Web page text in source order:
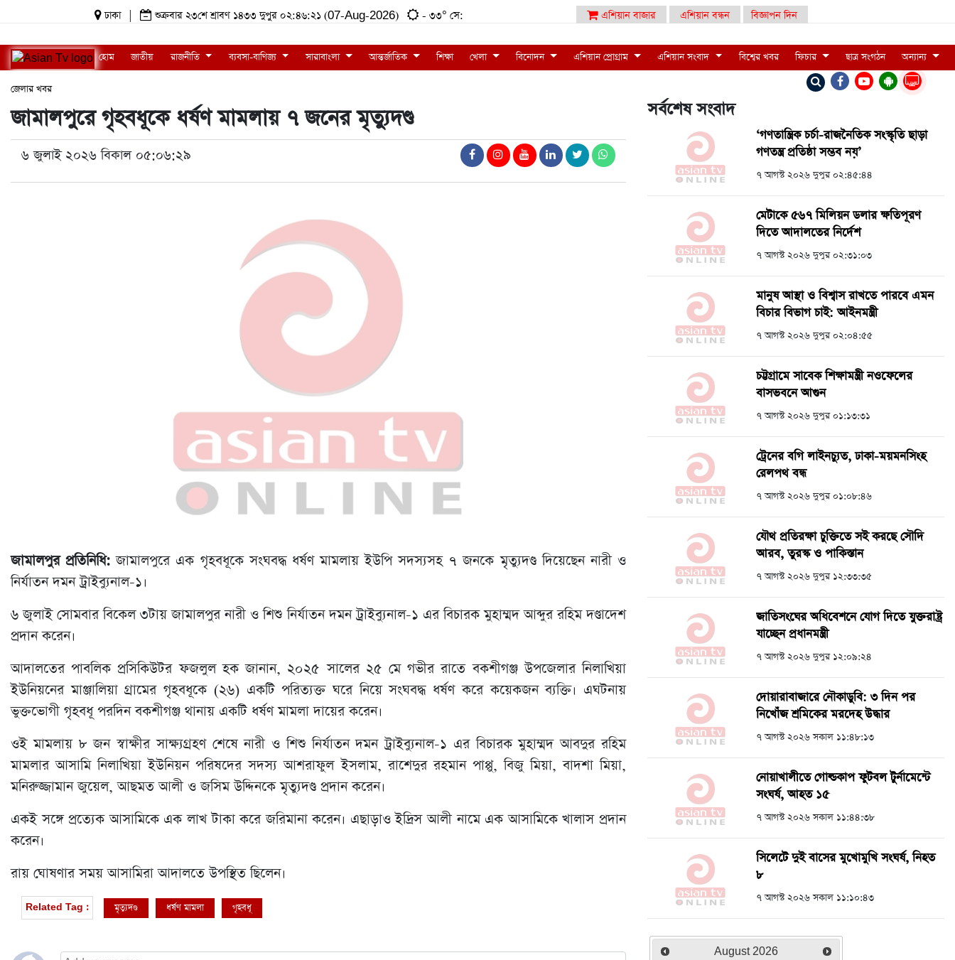
ঢাকা শুক্রবার ২৩শে শ্রাবণ ১৪৩৩ দুপুর ০২:৪৬:২১ (07-Aug-2026) - ৩৩° সে: এশিয়ান বাজার এশিয়ান বন্ধন বিজ্ঞাপন দিন
LIVE
হোম জাতীয় রাজনীতি ব্যবসা-বাণিজ্য সারাবাংলা আন্তর্জাতিক শিক্ষা খেলা বিনোদন এশিয়ান প্রোগ্রাম এশিয়ান সংবাদ বিশ্বের খবর ফিচার ছাত্র সংগঠন অন্যান্য
জেলার খবর
জামালপুরে গৃহবধূকে ধর্ষণ মামলায় ৭ জনের মৃত্যুদণ্ড
৬ জুলাই ২০২৬ বিকাল ০৫:০৬:২৯
জামালপুর প্রতিনিধি:জামালপুরে এক গৃহবধূকে সংঘবদ্ধ ধর্ষণ মামলায় ইউপি সদস্যসহ ৭ জনকে মৃত্যুদণ্ড দিয়েছেন নারী ও
নির্যাতন দমন ট্রাইব্যুনাল-১।
৬ জুলাই সোমবার বিকেল ৩টায় জামালপুর নারী ও শিশু নির্যাতন দমন ট্রাইব্যুনাল-১ এর বিচারক মুহাম্মদ আব্দুর রহিম দণ্ডাদেশ
প্রদান করেন।
আদালতের পাবলিক প্রসিকিউটর ফজলুল হক জানান, ২০২৫ সালের ২৫ মে গভীর রাতে বকশীগঞ্জ উপজেলার নিলাখিয়া
ইউনিয়নের মাঞ্জালিয়া গ্রামের গৃহবধূকে (২৬) একটি পরিত্যক্ত ঘরে নিয়ে সংঘবদ্ধ ধর্ষণ করে কয়েকজন ব্যক্তি। এঘটনায়
ভুক্তভোগী গৃহবধূ পরদিন বকশীগঞ্জ থানায় একটি ধর্ষণ মামলা দায়ের করেন।
ওই মামলায় ৮ জন স্বাক্ষীর সাক্ষ্যগ্রহণ শেষে নারী ও শিশু নির্যাতন দমন ট্রাইব্যুনাল-১ এর বিচারক মুহাম্মদ আবদুর রহিম
মামলার আসামি নিলাখিয়া ইউনিয়ন পরিষদের সদস্য আশরাফুল ইসলাম, রাশেদুর রহমান পাপ্পু, বিজু মিয়া, বাদশা মিয়া,
মনিরুজ্জামান জুয়েল, আছমত আলী ও জসিম উদ্দিনকে মৃত্যুদণ্ড প্রদান করেন।
একই সঙ্গে প্রত্যেক আসামিকে এক লাখ টাকা করে জরিমানা করেন। এছাড়াও ইদ্রিস আলী নামে এক আসামিকে খালাস প্রদান
করেন।
রায় ঘোষণার সময় আসামিরা আদালতে উপস্থিত ছিলেন।
Related Tag : মৃত্যুদণ্ড ধর্ষণ মামলা গৃহবধূ
সর্বশেষ সংবাদ
‘গণতান্ত্রিক চর্চা-রাজনৈতিক সংস্কৃতি ছাড়া
গণতন্ত্র প্রতিষ্ঠা সম্ভব নয়’
৭ আগস্ট ২০২৬ দুপুর ০২:৪৫:৪৪
মেটাকে ৫৬৭ মিলিয়ন ডলার ক্ষতিপূরণ
দিতে আদালতের নির্দেশ
৭ আগস্ট ২০২৬ দুপুর ০২:৩১:০৩
মানুষ আস্থা ও বিশ্বাস রাখতে পারবে এমন
বিচার বিভাগ চাই: আইনমন্ত্রী
৭ আগস্ট ২০২৬ দুপুর ০২:০৪:৫৫
চট্টগ্রামে সাবেক শিক্ষামন্ত্রী নওফেলের
বাসভবনে আগুন
৭ আগস্ট ২০২৬ দুপুর ০১:১৩:৩১
ট্রেনের বগি লাইনচ্যুত, ঢাকা-ময়মনসিংহ
রেলপথ বন্ধ
৭ আগস্ট ২০২৬ দুপুর ০১:০৮:৪৬
যৌথ প্রতিরক্ষা চুক্তিতে সই করছে সৌদি
আরব, তুরস্ক ও পাকিস্তান
৭ আগস্ট ২০২৬ দুপুর ১২:৩৩:৩৫
জাতিসংঘের অধিবেশনে যোগ দিতে যুক্তরাষ্ট্র
যাচ্ছেন প্রধানমন্ত্রী
৭ আগস্ট ২০২৬ দুপুর ১২:০৯:২৪
দোয়ারাবাজারে নৌকাডুবি: ৩ দিন পর
নিখোঁজ শ্রমিকের মরদেহ উদ্ধার
৭ আগস্ট ২০২৬ সকাল ১১:৪৮:১৩
নোয়াখালীতে গোল্ডকাপ ফুটবল টুর্নামেন্টে
সংঘর্ষ, আহত ১৫
৭ আগস্ট ২০২৬ সকাল ১১:৪৪:৩৮
সিলেটে দুই বাসের মুখোমুখি সংঘর্ষ, নিহত
৮
৭ আগস্ট ২০২৬ সকাল ১১:১০:৪৩
August 2026